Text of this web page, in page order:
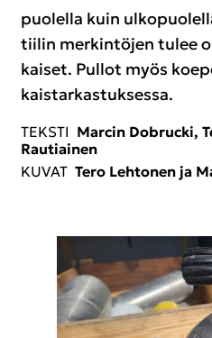
puo­lel­la kuin
tii­lin mer­kin­tö­jen tulee
kai­set. Pul­lot myös
kais­tar­kas­tuk­ses­sa.
TEKS­TI Marcin Do­bruc­ki,
Rau­tiai­nen
KUVAT Tero Leh­to­nen ja